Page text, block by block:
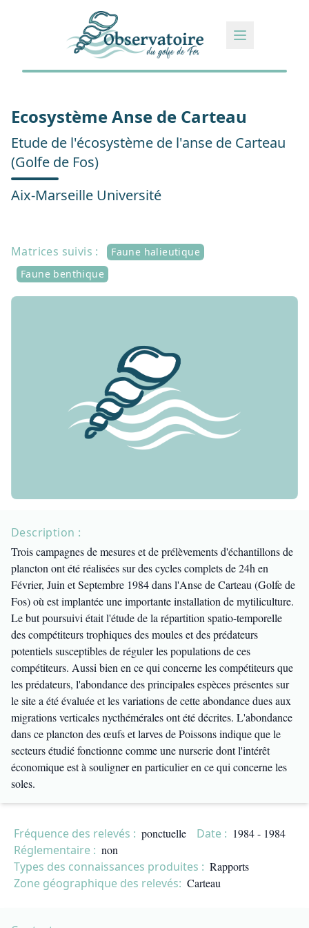
Ecosystème Anse de Carteau
Etude de l'écosystème de l'anse de Carteau
(Golfe de Fos)
Aix-Marseille Université
Matrices suivis :
Faune halieutique
Faune benthique
Description :
Trois campagnes de mesures et de prélèvements d'échantillons de
plancton ont été réalisées sur des cycles complets de 24h en
Février, Juin et Septembre 1984 dans l'Anse de Carteau (Golfe de
Fos) où est implantée une importante installation de mytiliculture.
Le but poursuivi était l'étude de la répartition spatio-temporelle
des compétiteurs trophiques des moules et des prédateurs
potentiels susceptibles de réguler les populations de ces
compétiteurs. Aussi bien en ce qui concerne les compétiteurs que
les prédateurs, l'abondance des principales espèces présentes sur
le site a été évaluée et les variations de cette abondance dues aux
migrations verticales nycthémérales ont été décrites. L'abondance
dans ce plancton des œufs et larves de Poissons indique que le
secteurs étudié fonctionne comme une nurserie dont l'intérêt
économique est à souligner en particulier en ce qui concerne les
soles.
Fréquence des relevés : ponctuelle Date : 1984 - 1984
Réglementaire : non
Types des connaissances produites : Rapports
Zone géographique des relevés: Carteau